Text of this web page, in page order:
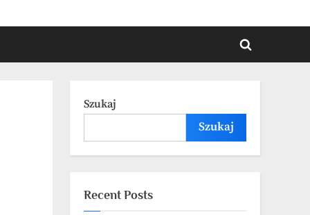
Toggle
Szukaj
Szukaj
Recent Posts